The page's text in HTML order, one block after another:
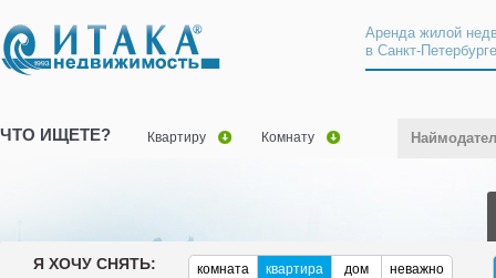
Аренда жилой
в Санкт-
ЧТО ИЩЕТЕ? Квартиру Комнату
Я ХОЧУ СНЯТЬ: комната квартира дом неважно